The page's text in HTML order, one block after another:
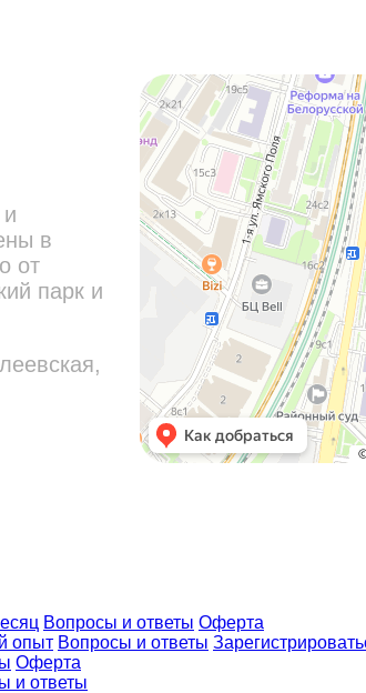
в
от
парк и
Вопросы и ответы Оферта
опыт Вопросы и ответы
Оферта
и ответы